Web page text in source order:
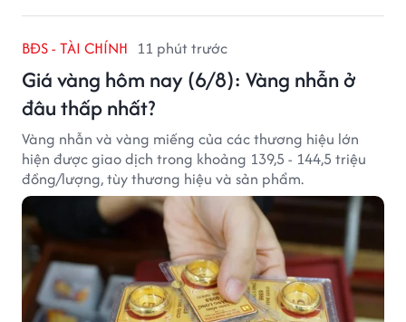
BĐS - TÀI CHÍNH 11 phút trước
Giá vàng hôm nay (6/8): Vàng nhẫn ở
đâu thấp nhất?
Vàng nhẫn và vàng miếng của các thương hiệu lớn
hiện được giao dịch trong khoảng 139,5 - 144,5 triệu
đồng/lượng, tùy thương hiệu và sản phẩm.